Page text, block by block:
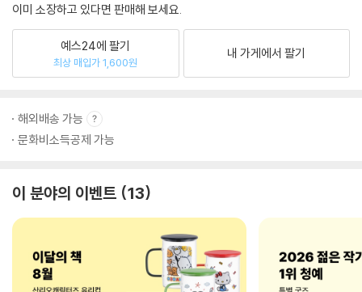
이미 소장하고 있다면 판매해 보세요.
예스24에 팔기
최상 매입가 1,600원
내 가게에서 팔기
해외배송 가능
문화비소득공제 가능
이 분야의 이벤트 13